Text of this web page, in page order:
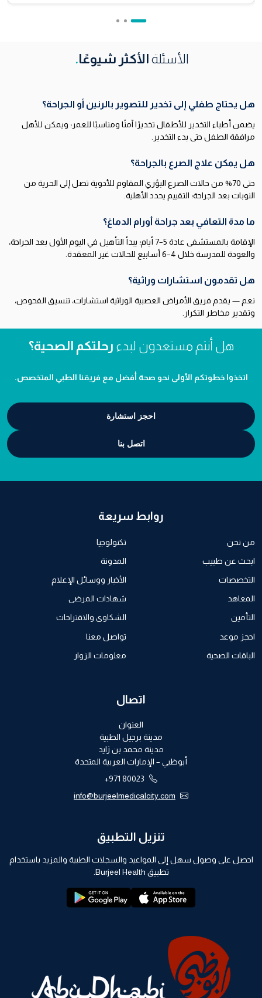
الأسئلة الأكثر شيوعًا.
هل يحتاج طفلي إلى تخدير للتصوير بالرنين أو الجراحة؟
يضمن أطباء التخدير للأطفال تخديرًا آمنًا ومناسبًا للعمر؛ ويمكن للأهل
مرافقة الطفل حتى بدء التخدير.
هل يمكن علاج الصرع بالجراحة؟
حتى 70% من حالات الصرع البؤري المقاوم للأدوية تصل إلى الحرية من
النوبات بعد الجراحة؛ التقييم يحدد الأهلية.
ما مدة التعافي بعد جراحة أورام الدماغ؟
الإقامة بالمستشفى عادة 5–7 أيام؛ يبدأ التأهيل في اليوم الأول بعد الجراحة،
والعودة للمدرسة خلال 4–6 أسابيع للحالات غير المعقدة.
هل تقدمون استشارات وراثية؟
نعم — يقدم فريق الأمراض العصبية الوراثية استشارات، تنسيق الفحوص،
وتقدير مخاطر التكرار.
هل أنتم مستعدون لبدء رحلتكم الصحية؟
اتخذوا خطوتكم الأولى نحو صحة أفضل مع فريقنا الطبي المتخصص.
احجز استشارة
اتصل بنا
روابط سريعة
من نحن
ابحث عن طبيب
التخصصات
المعاهد
التأمين
احجز موعد
الباقات الصحية
تكنولوجيا
المدونة
الأخبار ووسائل الإعلام
شهادات المرضى
الشكاوى والاقتراحات
تواصل معنا
معلومات الزوار
اتصال
العنوان
مدينة برجيل الطبية
مدينة محمد بن زايد
أبوظبي – الإمارات العربية المتحدة
+971 80023
info@burjeelmedicalcity.com
تنزيل التطبيق
احصل على وصول سهل إلى المواعيد والسجلات الطبية والمزيد باستخدام
تطبيق Burjeel Health.
appstore:
playstore: